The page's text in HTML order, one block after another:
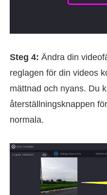
Steg 4: Ändra din
reglagen för din videos
mättnad och nyans. Du
återställningsknappen
normala.